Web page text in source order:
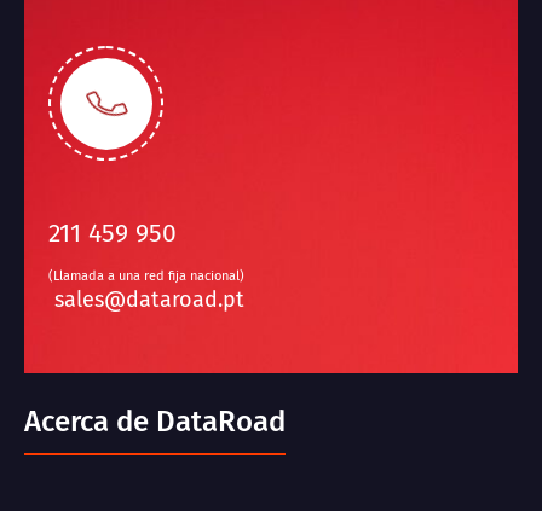
211 459 950
(Llamada a una red fija nacional)
sales@dataroad.pt
Acerca de DataRoad